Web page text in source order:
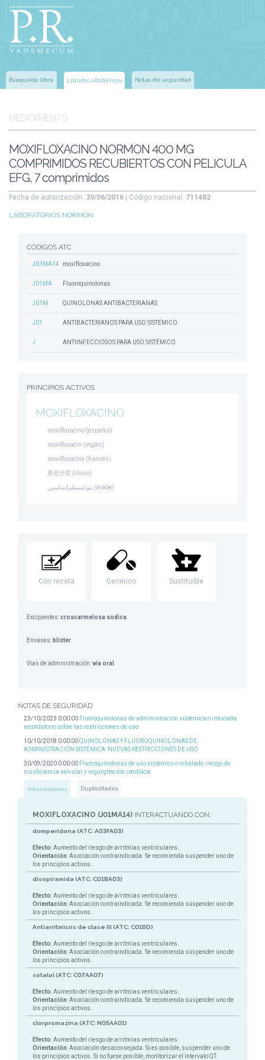
Búsqueda libre Listados alfabéticos Notas de seguridad
MEDICAMENTO
MOXIFLOXACINO NORMON 400 MG
COMPRIMIDOS RECUBIERTOS CON PELICULA
EFG, 7 comprimidos
Fecha de autorización: 30/06/2016 | Código nacional: 711482
LABORATORIOS NORMON
CÓDIGOS ATC
J01MA14 moxifloxacino
J01MA Fluoroquinolonas
J01M QUINOLONAS ANTIBACTERIANAS
J01 ANTIBACTERIANOS PARA USO SISTÉMICO
J ANTIINFECCIOSOS PARA USO SISTÉMICO
PRINCIPIOS ACTIVOS
MOXIFLOXACINO
moxifloxacino (español)
moxifloxacin (inglés)
moxifloxacine (francés)
莫昔沙星 (chino)
موكسيفلوكساسين (árabe)
Con receta Genérico Sustituible
Excipientes:croscarmelosa sodica
Envases: blister
Vias de administración:vía oral
NOTAS DE SEGURIDAD
23/10/2023 0:00:00 Fluoroquinolonas de administración sistémica o inhalada:
recordatorio sobre las restricciones de uso
10/10/2018 0:00:00QUINOLONAS Y FLUOROQUINOLONAS DE
ADMINISTRACIÓN SISTÉMICA: NUEVAS RESTRICCIONES DE USO
30/09/2020 0:00:00 Fluoroquinolonas de uso sistémico o inhalado: riesgo de
insuficiencia valvular y regurgitación cardíaca
Interacciones Duplicidades
MOXIFLOXACINO (J01MA14) INTERACTUANDO CON:
domperidona (ATC: A03FA03)
Efecto: Aumento del riesgo de arritmias ventriculares.
Orientación: Asociación contraindicada. Se recomienda suspender uno de
los principios activos.
disopiramida (ATC: C01BA03)
Efecto: Aumento del riesgo de arritmias ventriculares.
Orientación: Asociación contraindicada. Se recomienda suspender uno de
los principios activos.
Antiarrítmicos de clase III (ATC: C01BD)
Efecto: Aumento del riesgo de arritmias ventriculares.
Orientación: Asociación contraindicada. Se recomienda suspender uno de
los principios activos.
sotalol (ATC: C07AA07)
Efecto: Aumento del riesgo de arritmias ventriculares.
Orientación: Asociación contraindicada. Se recomienda suspender uno de
los principios activos.
clorpromazina (ATC: N05AA01)
Efecto: Aumento del riesgo de arritmias ventriculares.
Orientación: Asociación desaconsejada. Si es posible, suspender uno de
los principios activos. Si no fuese posible, monitorizar el intervalo QT.